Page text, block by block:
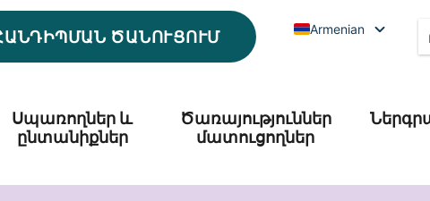
ԾԱՆՈՒՑՈՒՄ Armenian
Սպառողներ և
ընտանիքներ
Ծառայություններ
մատուցողներ